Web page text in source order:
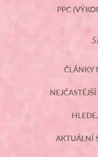
PPC
ČLÁNKY
AKTUÁLNÍ